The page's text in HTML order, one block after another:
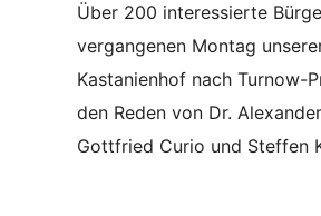
Über 200 interessierte
vergangenen Montag
Kastanienhof nach Turnow-
den Reden von Dr.
Gottfried Curio und Steffen